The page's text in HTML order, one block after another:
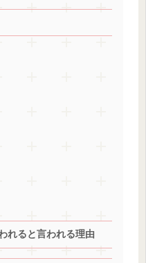
れると言われる理由